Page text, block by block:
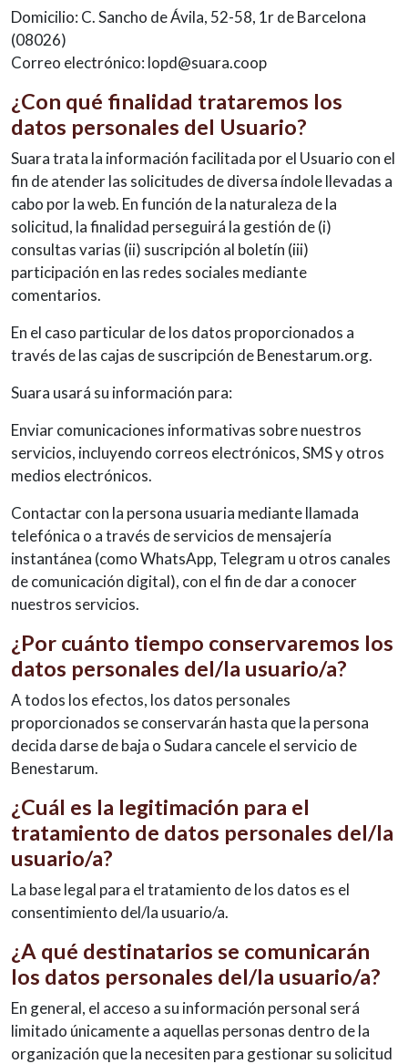
Domicilio: C. Sancho de Ávila, 52-58, 1r de Barcelona
(08026)
Correo electrónico: lopd@suara.coop
¿Con qué finalidad trataremos los
datos personales del Usuario?
Suara trata la información facilitada por el Usuario con el
fin de atender las solicitudes de diversa índole llevadas a
cabo por la web. En función de la naturaleza de la
solicitud, la finalidad perseguirá la gestión de (i)
consultas varias (ii) suscripción al boletín (iii)
participación en las redes sociales mediante
comentarios.
En el caso particular de los datos proporcionados a
través de las cajas de suscripción de Benestarum.org.
Suara usará su información para:
Enviar comunicaciones informativas sobre nuestros
servicios, incluyendo correos electrónicos, SMS y otros
medios electrónicos.
Contactar con la persona usuaria mediante llamada
telefónica o a través de servicios de mensajería
instantánea (como WhatsApp, Telegram u otros canales
de comunicación digital), con el fin de dar a conocer
nuestros servicios.
¿Por cuánto tiempo conservaremos los
datos personales del/la usuario/a?
A todos los efectos, los datos personales
proporcionados se conservarán hasta que la persona
decida darse de baja o Sudara cancele el servicio de
Benestarum.
¿Cuál es la legitimación para el
tratamiento de datos personales del/la
usuario/a?
La base legal para el tratamiento de los datos es el
consentimiento del/la usuario/a.
¿A qué destinatarios se comunicarán
los datos personales del/la usuario/a?
En general, el acceso a su información personal será
limitado únicamente a aquellas personas dentro de la
organización que la necesiten para gestionar su solicitud